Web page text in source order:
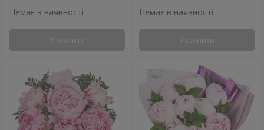
Немає в наявності
Уточнити
Немає в наявності
Уточнити